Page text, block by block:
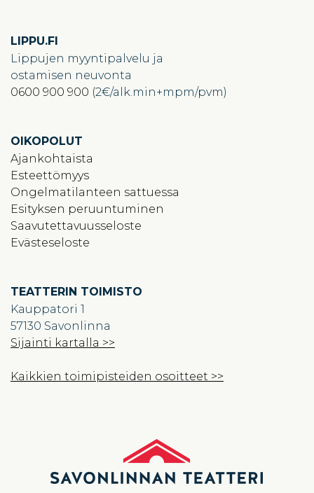
LIPPU.FI
Lippujen myyntipalvelu ja
ostamisen neuvonta
0600 900 900 (2€/alk.min+mpm/pvm)
OIKOPOLUT
Ajankohtaista
Esteettömyys
Ongelmatilanteen sattuessa
Esityksen peruuntuminen
Saavutettavuusseloste
Evästeseloste
TEATTERIN TOIMISTO
Kauppatori 1
57130 Savonlinna
Sijainti kartalla >>
Kaikkien toimipisteiden osoitteet >>